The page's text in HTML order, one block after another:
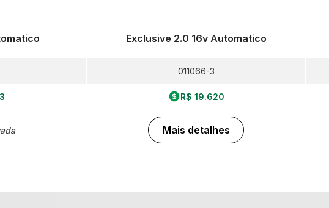
Exclusive 2.0 16v Automatico
011066-3
R$ 19.620
Mais detalhes